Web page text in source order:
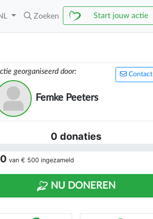
Zoeken Start jouw actie
Contact
georganiseerd door:
Femke Peeters
0 donaties
van € 500 ingezameld
NU DONEREN